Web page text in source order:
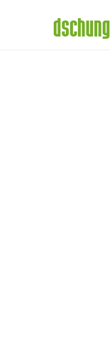
Daten-
Abos für
Der gute